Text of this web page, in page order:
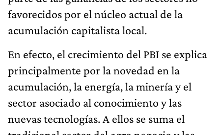
favorecidos por el núcleo actual de la
acumulación capitalista local.
En efecto, el crecimiento del PBI se explica
principalmente por la novedad en la
acumulación, la energía, la minería y el
sector asociado al conocimiento y las
nuevas tecnologías. A ellos se suma el